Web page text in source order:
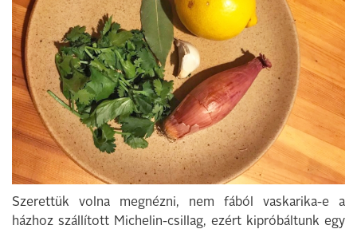
Szerettük volna megnézni, nem fából vaskarika-e a
házhoz szállított Michelin-csillag, ezért kipróbáltunk egy